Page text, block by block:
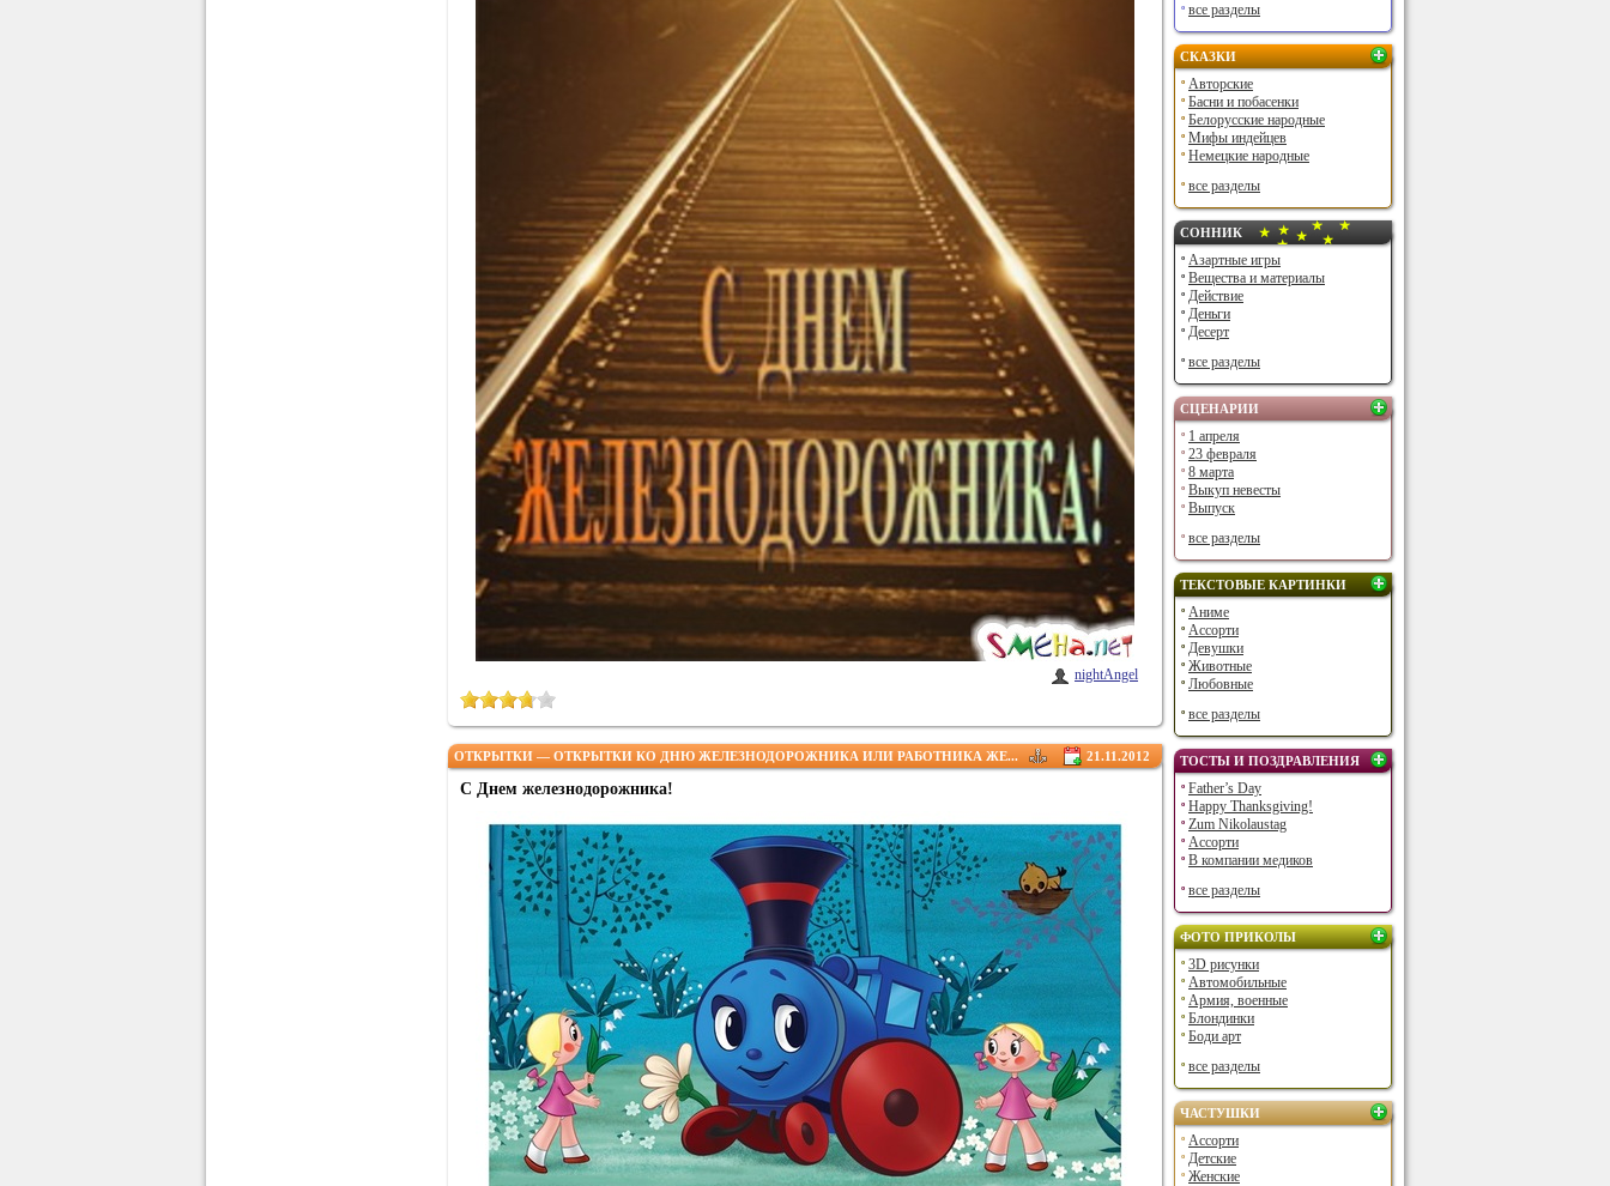
nightAngel
ОТКРЫТКИ — ОТКРЫТКИ КО ДНЮ ЖЕЛЕЗНОДОРОЖНИКА ИЛИ РАБОТНИКА ЖЕ... 21.11.2012
С Днем железнодорожника!
все разделы
СКАЗКИ
Авторские
Басни и побасенки
Белорусские народные
Мифы индейцев
Немецкие народные
все разделы
СОННИК
Азартные игры
Вещества и материалы
Действие
Деньги
Десерт
все разделы
СЦЕНАРИИ
1 апреля
23 февраля
8 марта
Выкуп невесты
Выпуск
все разделы
ТЕКСТОВЫЕ КАРТИНКИ
Аниме
Ассорти
Девушки
Животные
Любовные
все разделы
ТОСТЫ И ПОЗДРАВЛЕНИЯ
Father’s Day
Happy Thanksgiving!
Zum Nikolaustag
Ассорти
В компании медиков
все разделы
ФОТО ПРИКОЛЫ
3D рисунки
Автомобильные
Армия, военные
Блондинки
Боди арт
все разделы
ЧАСТУШКИ
Ассорти
Детские
Женские